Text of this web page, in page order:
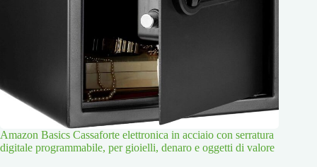
Amazon Basics Cassaforte elettronica in acciaio con serratura
digitale programmabile, per gioielli, denaro e oggetti di valore